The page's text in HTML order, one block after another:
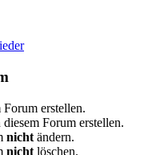
erstellen.
Forum erstellen.
nicht ändern.
nicht löschen.